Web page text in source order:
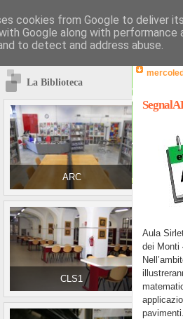
La Biblioteca
ARC
CLS1
Aula
dei Monti
cookies from Google to deliver
Google along with
to detect and address abuse.